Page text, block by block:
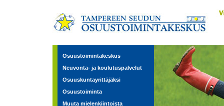
Osuustoimintakeskus
Neuvonta- ja koulutuspalvelut
Osuuskuntayrittäjäksi
Osuustoiminta
Muuta mielenkiintoista